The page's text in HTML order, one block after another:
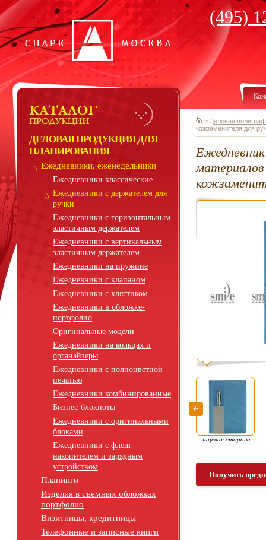
(495)
ДЕЛОВАЯ ПРОДУКЦИЯ ДЛЯ
ПЛАНИРОВАНИЯ
Ежедневники, еженедельники
Ежедневники классические
Ежедневники с держателем для
ручки
Ежедневники с горизонтальным
эластичным держателем
Ежедневники с вертикальным
эластичным держателем
Ежедневники на пружине
Ежедневники с клапаном
Ежедневники с хлястиком
Ежедневники в обложке-
портфолио
Оригинальные модели
Ежедневники на кольцах и
органайзеры
Ежедневники с полноцветной
печатью
Ежедневники комбинированные
Бизнес-блокноты
Ежедневники с оригинальными
блоками
Ежедневники с флеш-
накопителем и зарядным
устройством
Планинги
Изделия в съемных обложках
портфолио
Визитницы, кредитницы
Телефонные и записные книги
> Деловая
кожзаменителя для
лицевая сторона
Получить